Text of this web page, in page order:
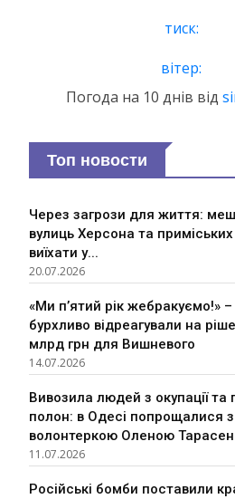
тиск:
вітер:
Погода на 10 днів від
Топ новости
Через загрози для життя:
вулиць Херсона та
виїхати у...
20.07.2026
«Ми п’ятий рік жебракуємо!» –
бурхливо відреагували на
млрд грн для Вишневого
14.07.2026
Вивозила людей з окупації
полон: в Одесі попрощалися
волонтеркою Оленою
11.07.2026
Російські бомби поставили